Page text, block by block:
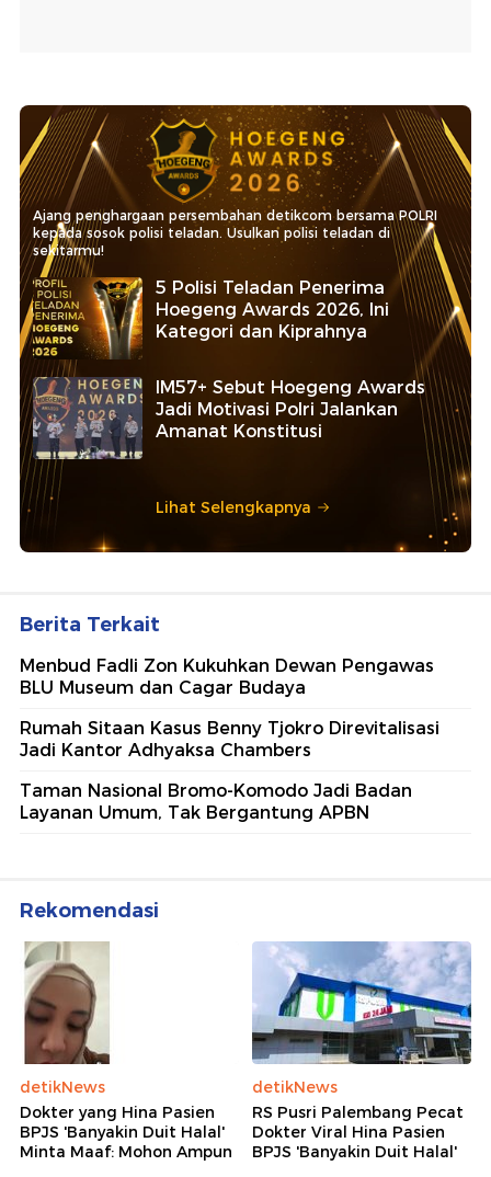
Ajang penghargaan persembahan detikcom bersama POLRI
kepada sosok polisi teladan. Usulkan polisi teladan di
sekitarmu!
5 Polisi Teladan Penerima
Hoegeng Awards 2026, Ini
Kategori dan Kiprahnya
IM57+ Sebut Hoegeng Awards
Jadi Motivasi Polri Jalankan
Amanat Konstitusi
Lihat Selengkapnya
Berita Terkait
Menbud Fadli Zon Kukuhkan Dewan Pengawas
BLU Museum dan Cagar Budaya
Rumah Sitaan Kasus Benny Tjokro Direvitalisasi
Jadi Kantor Adhyaksa Chambers
Taman Nasional Bromo-Komodo Jadi Badan
Layanan Umum, Tak Bergantung APBN
Rekomendasi
detikNews
Dokter yang Hina Pasien
BPJS 'Banyakin Duit Halal'
Minta Maaf: Mohon Ampun
detikNews
RS Pusri Palembang Pecat
Dokter Viral Hina Pasien
BPJS 'Banyakin Duit Halal'